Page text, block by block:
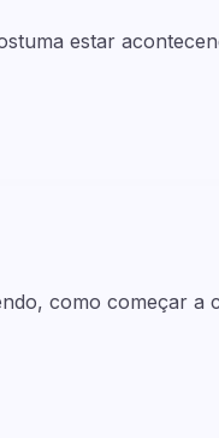
estar
como começar a